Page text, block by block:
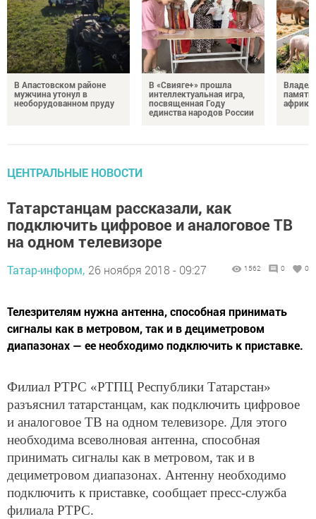
В Апастовском районе
мужчина утонул в
необорудованном пруду
В «Свияге+» прошла
интеллектуальная игра,
посвященная Году
единства народов России
ЦЕНТРАЛЬНЫЕ НОВОСТИ
Татарстанцам рассказали, как
подключить цифровое и аналоговое ТВ
на одном телевизоре
Татар-информ, 26 ноября 2018 - 09:27 1562 0 0
Телезрителям нужна антенна, способная принимать
сигналы как в метровом, так и в дециметровом
диапазонах — ее необходимо подключить к приставке.
Филиал РТРС «РТПЦ Республики Татарстан»
разъяснил татарстанцам, как подключить цифровое
и аналоговое ТВ на одном телевизоре. Для этого
необходима всеволновая антенна, способная
принимать сигналы как в метровом, так и в
дециметровом диапазонах. Антенну необходимо
подключить к приставке, сообщает пресс-служба
филиала РТРС.